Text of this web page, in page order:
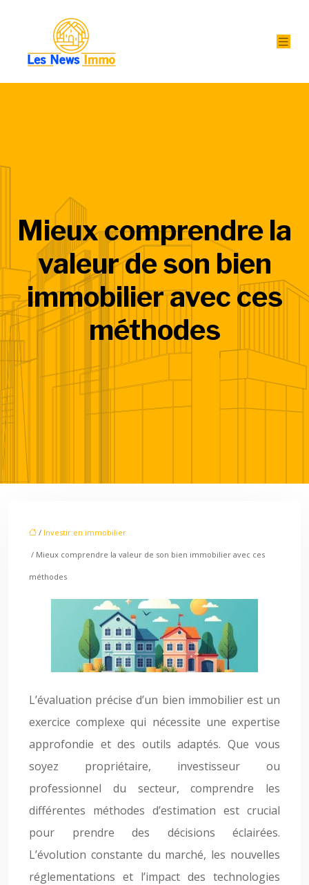
Mieux comprendre la
valeur de son bien
immobilier avec ces
méthodes
/ Investir en immobilier
/ Mieux comprendre la valeur de son bien immobilier avec ces
méthodes
L’évaluation précise d’un bien immobilier est un
exercice complexe qui nécessite une expertise
approfondie et des outils adaptés. Que vous
soyez propriétaire, investisseur ou
professionnel du secteur, comprendre les
différentes méthodes d’estimation est crucial
pour prendre des décisions éclairées.
L’évolution constante du marché, les nouvelles
réglementations et l’impact des technologies